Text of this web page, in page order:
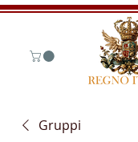
Gruppi